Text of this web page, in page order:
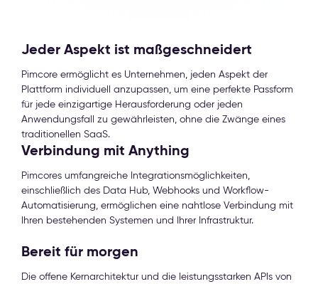
Jeder Aspekt ist maßgeschneidert
Pimcore ermöglicht es Unternehmen, jeden Aspekt der
Plattform individuell anzupassen, um eine perfekte Passform
für jede einzigartige Herausforderung oder jeden
Anwendungsfall zu gewährleisten, ohne die Zwänge eines
traditionellen SaaS.
Verbindung mit Anything
Pimcores umfangreiche Integrationsmöglichkeiten,
einschließlich des Data Hub, Webhooks und Workflow-
Automatisierung, ermöglichen eine nahtlose Verbindung mit
Ihren bestehenden Systemen und Ihrer Infrastruktur.
Bereit für morgen
Die offene Kernarchitektur und die leistungsstarken APIs von